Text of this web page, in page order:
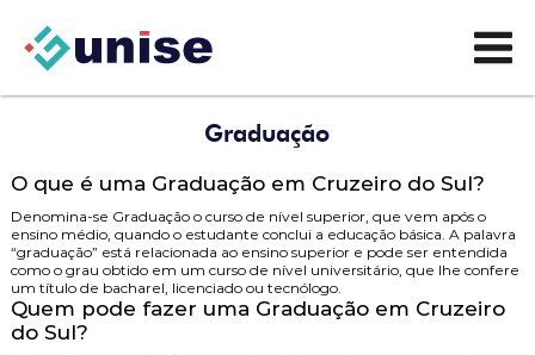
Graduação
O que é uma Graduação em Cruzeiro do Sul?
Denomina-se Graduação o curso de nível superior, que vem após o
ensino médio, quando o estudante conclui a educação básica. A palavra
“graduação” está relacionada ao ensino superior e pode ser entendida
como o grau obtido em um curso de nível universitário, que lhe confere
um título de bacharel, licenciado ou tecnólogo.
Quem pode fazer uma Graduação em Cruzeiro
do Sul?